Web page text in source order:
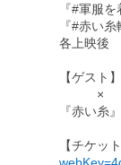
『#軍服
『#赤い
各上映後
【ゲスト
×
『赤い糸
【チケッ